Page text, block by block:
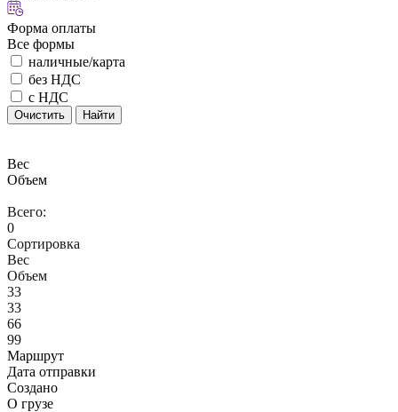
Форма оплаты
Все формы
наличные/карта
без НДС
с НДС
Очистить Найти
Вес
Объем
Всего:
0
Сортировка
Вес
Объем
33
33
66
99
Маршрут
Дата отправки
Создано
О грузе